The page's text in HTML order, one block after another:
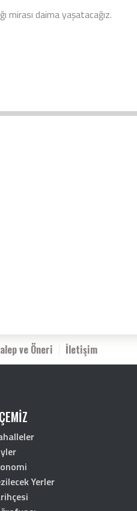
mirası daima yaşatacağız.
ve Öneri İletişim
Yerler